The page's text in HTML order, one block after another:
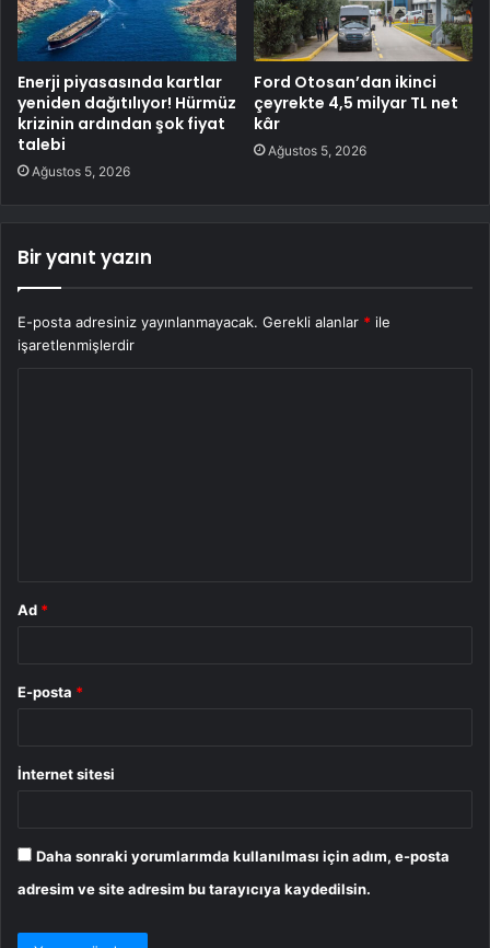
Enerji piyasasında kartlar
yeniden dağıtılıyor! Hürmüz
krizinin ardından şok fiyat
talebi
Ağustos 5, 2026
Ford Otosan’dan ikinci
çeyrekte 4,5 milyar TL net
kâr
Ağustos 5, 2026
Bir yanıt yazın
E-posta adresiniz yayınlanmayacak. Gerekli alanlar * ile
işaretlenmişlerdir
Ad *
E-posta *
İnternet sitesi
Daha sonraki yorumlarımda kullanılması için adım, e-posta
adresim ve site adresim bu tarayıcıya kaydedilsin.